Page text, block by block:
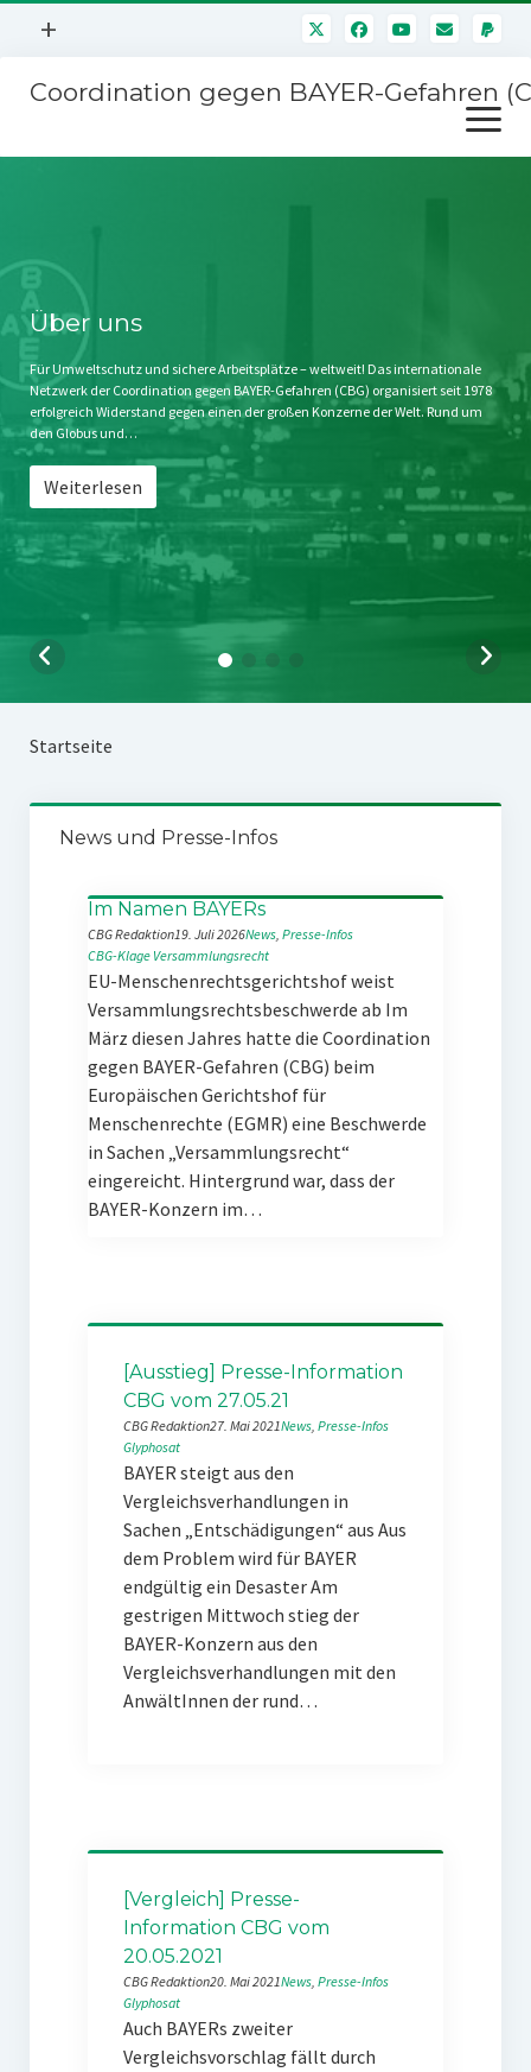
Menü
+
Mitmachen
Kontakt
Impressum
Störfälle
Coordination gegen BAYER-Gefahren
Menü
öffnen
Stichwort BAYER
Jahrestagung
SPENDEN
Über uns
Für Umweltschutz und sichere Arbeitsplätze – weltweit! Das internationale
Netzwerk der Coordination gegen BAYER-Gefahren (CBG) organisiert seit 1978
erfolgreich Widerstand gegen einen der großen Konzerne der Welt. Rund um
den Globus und…
Weiterlesen
Startseite
News und Presse-Infos
Im Namen BAYERs
CBG Redaktion19. Juli 2026News, Presse-Infos
CBG-Klage Versammlungsrecht
EU-Menschenrechtsgerichtshof weist
Versammlungsrechtsbeschwerde ab Im
März diesen Jahres hatte die Coordination
gegen BAYER-Gefahren (CBG) beim
Europäischen Gerichtshof für
Menschenrechte (EGMR) eine Beschwerde
in Sachen „Versammlungsrecht“
eingereicht. Hintergrund war, dass der
BAYER-Konzern im…
[Ausstieg] Presse-Information
CBG vom 27.05.21
CBG Redaktion27. Mai 2021News, Presse-Infos
Glyphosat
BAYER steigt aus den
Vergleichsverhandlungen in
Sachen „Entschädigungen“ aus Aus
dem Problem wird für BAYER
endgültig ein Desaster Am
gestrigen Mittwoch stieg der
BAYER-Konzern aus den
Vergleichsverhandlungen mit den
AnwältInnen der rund…
[Vergleich] Presse-
Information CBG vom
20.05.2021
CBG Redaktion20. Mai 2021News, Presse-Infos
Glyphosat
Auch BAYERs zweiter
Vergleichsvorschlag fällt durch